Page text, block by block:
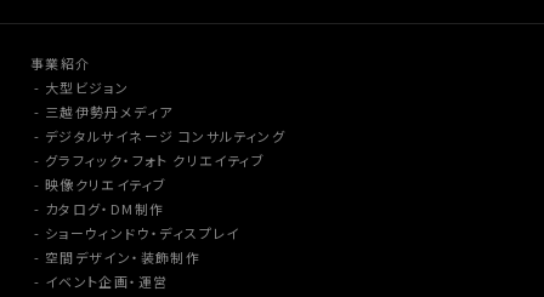
事業紹介
大型ビジョン
三越伊勢丹メディア
デジタルサイネージ コンサルティング
グラフィック・フォト クリエイティブ
映像クリエイティブ
カタログ・DM制作
ショーウィンドウ・ディスプレイ
空間デザイン・装飾制作
イベント企画・運営